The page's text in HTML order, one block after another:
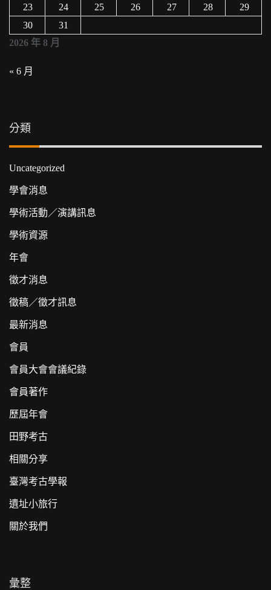
2026 年 8 月
23 24 25 26 27 28
29
30
31
« 6 月
分類
Uncategorized
學會消息
學術活動／演講訊息
學術資源
年會
徵才消息
徵稿／徵才訊息
最新消息
會員
會員大會會議紀錄
會員著作
歷屆年會
田野考古
相關分享
臺灣考古學報
遺址小旅行
關於我們
彙整